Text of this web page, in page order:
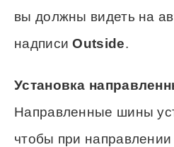
вы должны видеть на
надписиOutside.
Установка
Направленные шины
чтобы при